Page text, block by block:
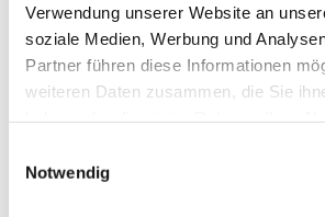
Verwendung unserer Website an
soziale Medien, Werbung und
Partner führen diese Informationen
weiteren Daten zusammen, die Sie
Notwendig
Dies könnte Sie